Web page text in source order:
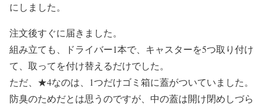
にしました。
注文後すぐに届きました。
組み立ても、ドライバー1本で、キャスターを5つ取り付け
て、取ってを付け替えるだけでした。
ただ、★4なのは、1つだけゴミ箱に蓋がついていました。
防臭のためだとは思うのですが、中の蓋は開け閉めしづら